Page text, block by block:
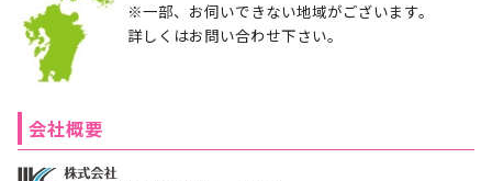
※一部、お伺いできない地域がございます。
詳しくはお問い合わせ下さい。
会社概要